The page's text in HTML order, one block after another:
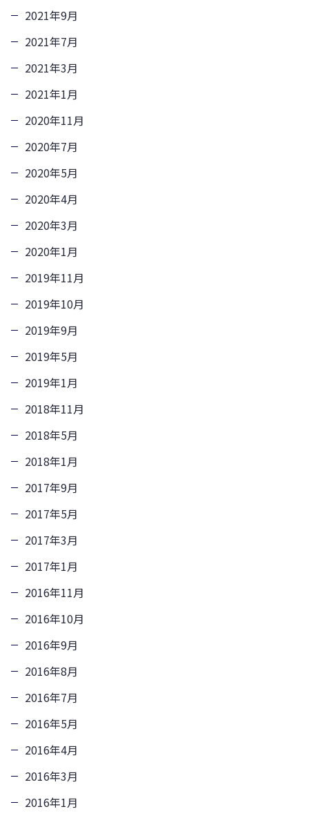
2021年9月
2021年7月
2021年3月
2021年1月
2020年11月
2020年7月
2020年5月
2020年4月
2020年3月
2020年1月
2019年11月
2019年10月
2019年9月
2019年5月
2019年1月
2018年11月
2018年5月
2018年1月
2017年9月
2017年5月
2017年3月
2017年1月
2016年11月
2016年10月
2016年9月
2016年8月
2016年7月
2016年5月
2016年4月
2016年3月
2016年1月